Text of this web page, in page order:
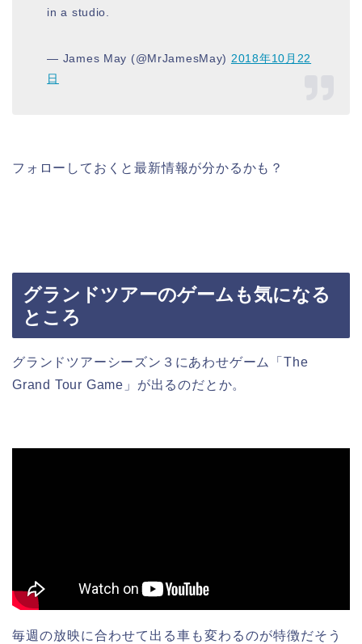
in a studio.
— James May (@MrJamesMay) 2018年10月22
日
フォローしておくと最新情報が分かるかも？
グランドツアーのゲームも気になる
ところ
グランドツアーシーズン３にあわせゲーム「The
Grand Tour Game」が出るのだとか。
毎週の放映に合わせて出る車も変わるのが特徴だそう